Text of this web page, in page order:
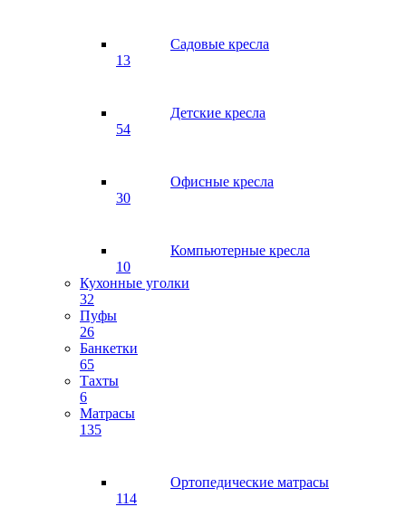
Садовые кресла
13
Детские кресла
54
Офисные кресла
30
Компьютерные кресла
10
Кухонные уголки
32
Пуфы
26
Банкетки
65
Тахты
6
Матрасы
135
Ортопедические матрасы
114